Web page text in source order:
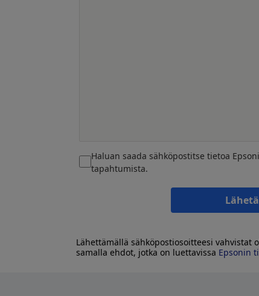
Haluan saada sähköpostitse tietoa
tapahtumista.
Lähetä
Lähettämällä sähköpostiosoitteesi vahvistat
samalla ehdot, jotka on luettavissa Epsonin